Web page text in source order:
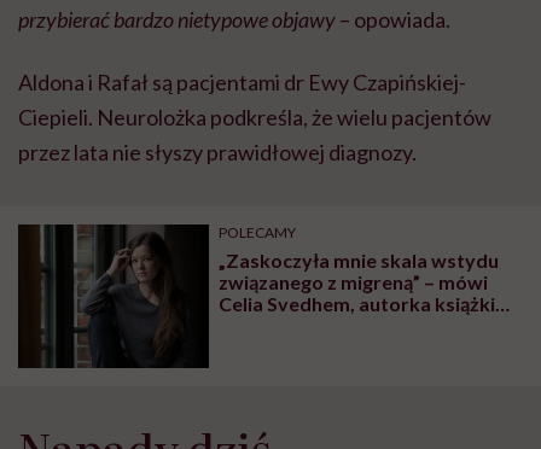
przybierać bardzo nietypowe objawy– opowiada.
Aldona i Rafał są pacjentami dr Ewy Czapińskiej-
Ciepieli. Neurolożka podkreśla, że wielu pacjentów
przez lata nie słyszy prawidłowej diagnozy.
POLECAMY
„Zaskoczyła mnie skala wstydu
związanego z migreną” – mówi
Celia Svedhem, autorka książki